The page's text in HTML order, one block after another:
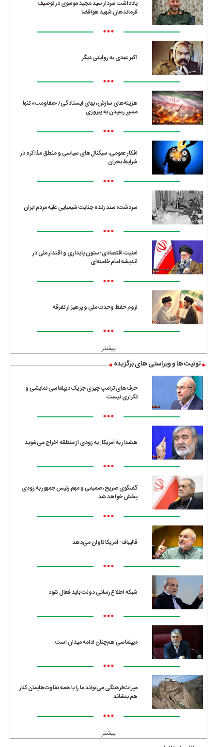
یادداشت سردار سید مجید موسوی در توصیف
فرماندهان شهید هوافضا
•••
اکبر عبدی به روایتی دیگر
•••
هزینه‌های سازش، بهای ایستادگی/ «مقاومت» تنها
مسیرِ رسیدن به پیروزی
•••
افکار عمومی، سیگنال‌های سیاسی و منطق مذاکره در
شرایط بحران
•••
سردشت؛ سند زنده جنایت شیمیایی علیه مردم ایران
•••
امنیت اقتصادی؛ ستون پایداری و اقتدار ملی در
اندیشه امام خامنه‌ای
•••
لزوم حفظ وحدت ملی و پرهیز از تفرقه
•••
بیشتر
توئیت ها و ویراستی های برگزیده
حرف‌های ترامپ چیزی جز یک دیپلماسی نمایشی و
تکراری نیست
•••
هشدار به آمریکا: به زودی از منطقه اخراج می‌شوید
•••
گفتگوی صریح، صمیمی و مهم رئیس جمهور به زودی
پخش خواهد شد
•••
قالیباف: آمریکا تاوان می‌دهد
•••
شبکه اطلاع‌رسانی دولت باید فعال شود
•••
دیپلماسی هم‌چنان ادامه میدان است
•••
میراث‌فرهنگی می‌تواند ما را با همه تفاوت‌هایمان کنار
هم بنشاند
•••
بیشتر